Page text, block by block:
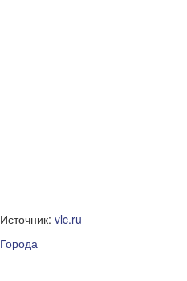
Источник: vlc.ru
Города